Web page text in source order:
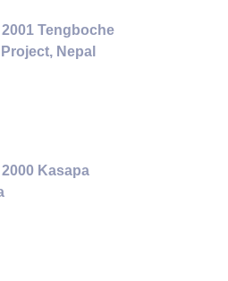
Tengboche
Nepal
Kasapa